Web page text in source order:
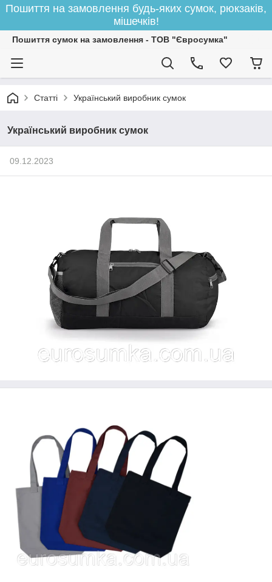
Пошиття на замовлення будь-яких сумок, рюкзаків,
мішечків!
Пошиття сумок на замовлення - ТОВ "Євросумка"
Статті Український виробник сумок
Український виробник сумок
09.12.2023